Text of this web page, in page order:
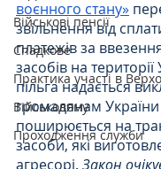
Військові пенсії
Спадкове
Практика участі в
Військовому
Проходження служби
воєнного стану»
звільнення від
платежів за
засобів на
пільга надається
громадянам України
поширюється на
засоби, які
агресорі. Закон